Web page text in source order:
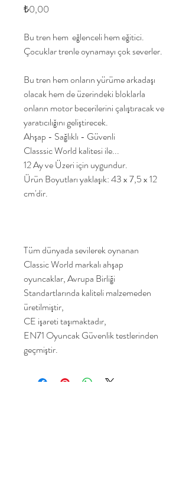
₺0,00
Bu tren hem eğlenceli hem eğitici.
Çocuklar trenle oynamayı çok severler.
Bu tren hem onların yürüme arkadaşı
olacak hem de üzerindeki bloklarla
onların motor becerilerini çalıştıracak ve
yaratıcılığını geliştirecek.
Ahşap - Sağlıklı - Güvenli
Classsic World kalitesi ile...
12 Ay ve Üzeri için uygundur.
Ürün Boyutları yaklaşık: 43 x 7,5 x 12
cm'dir.
Tüm dünyada sevilerek oynanan
Classic World markalı ahşap
oyuncaklar, Avrupa Birliği
Standartlarında kaliteli malzemeden
üretilmiştir,
CE işareti taşımaktadır,
EN71 Oyuncak Güvenlik testlerinden
geçmiştir.